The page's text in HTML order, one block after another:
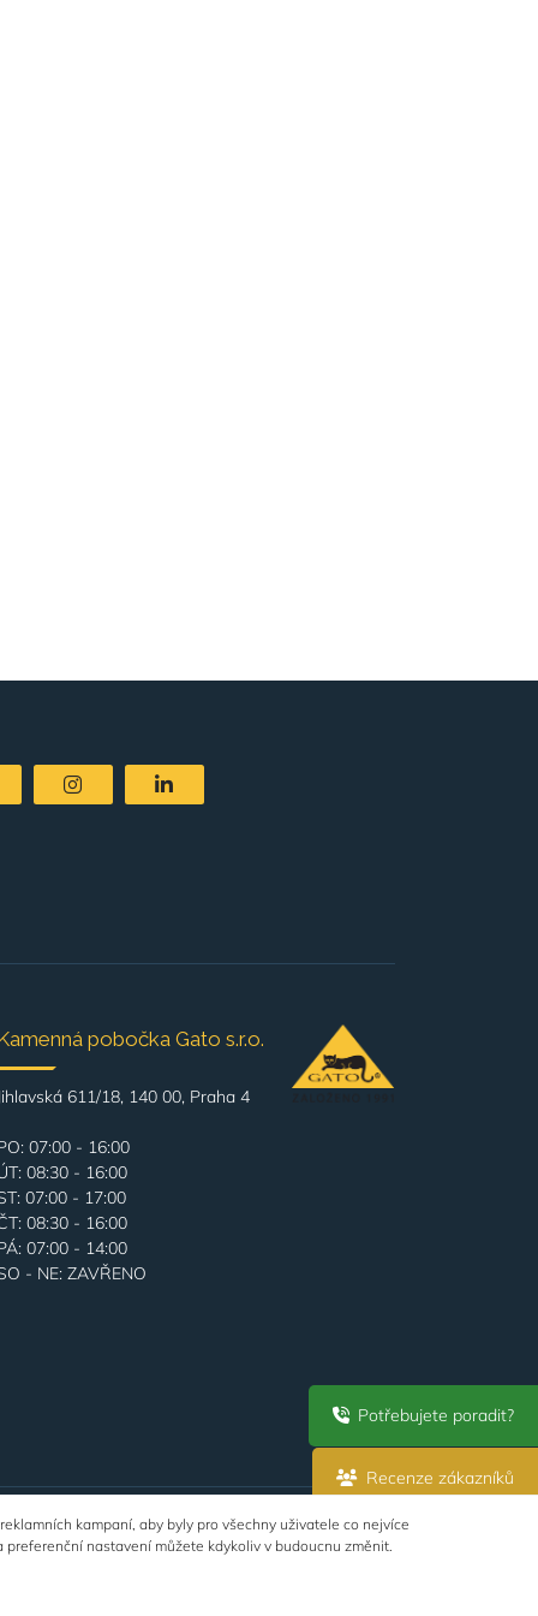
pobočka Gato s.r.o.
611/18, 140 00, Praha 4
07:00 - 16:00
08:30 - 16:00
07:00 - 17:00
08:30 - 16:00
07:00 - 14:00
- NE: ZAVŘENO
Potřebujete poradit?
Recenze zákazníků
kampaní, aby byly pro všechny uživatele co nejvíce
preferenční nastavení můžete kdykoliv v budoucnu změnit.